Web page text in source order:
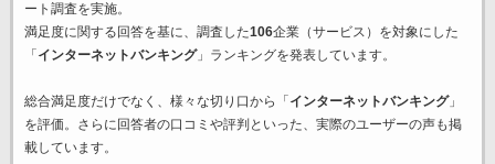
ート調査を実施。
満足度に関する回答を基に、調査した106企業（サービス）を対象にした
「 インターネットバンキング」ランキングを発表しています。
総合満足度だけでなく、様々な切り口から「 インターネットバンキング」
を評価。さらに回答者の口コミや評判といった、実際のユーザーの声も掲
載しています。